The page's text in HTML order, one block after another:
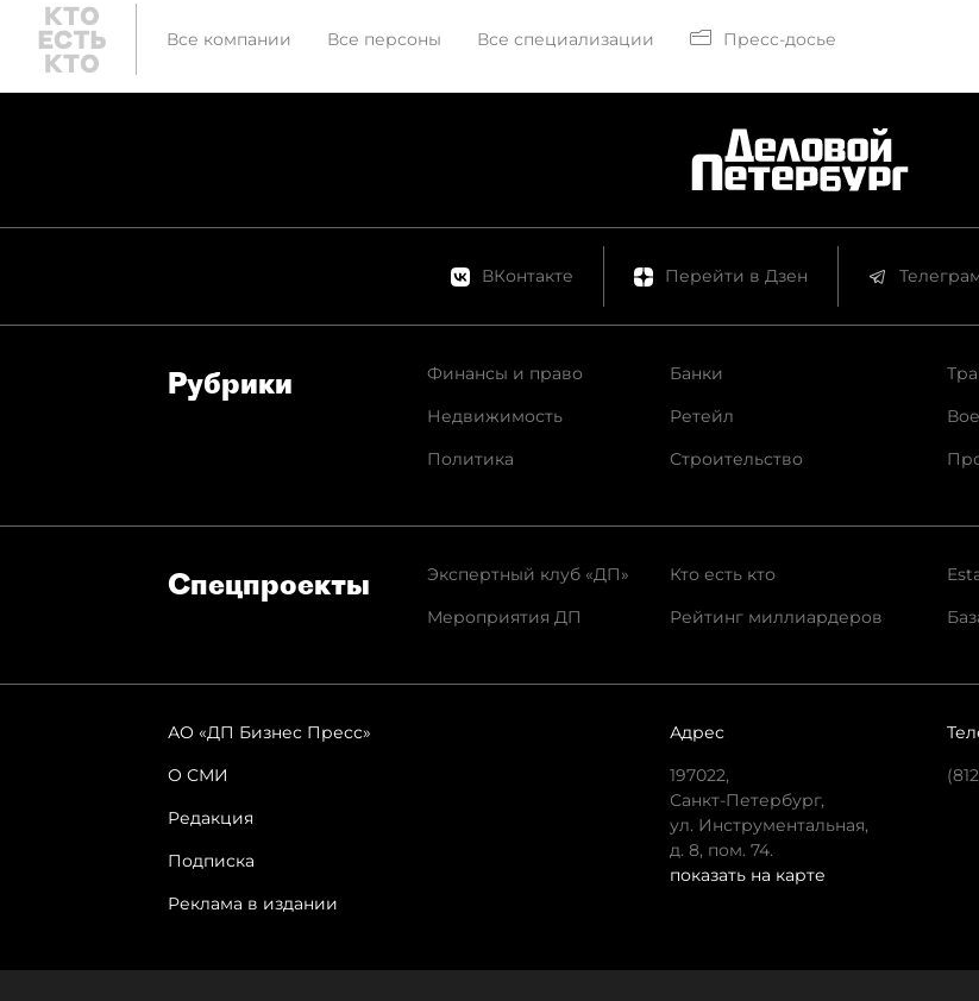
Все компании Все персоны Все специализации Пресс-досье
ВКонтакте Перейти в Дзен
Рубрики
Финансы и право
Недвижимость
Политика
Банки
Ретейл
Строительство
Спец­проекты
Экспертный клуб «ДП»
Мероприятия ДП
Кто есть кто
Рейтинг миллиардеров
АО «ДП Бизнес Пресс»
О СМИ
Редакция
Подписка
Реклама в издании
Адрес
197022,
Санкт-Петербург,
ул. Инструментальная,
д. 8, пом. 74.
показать на карте